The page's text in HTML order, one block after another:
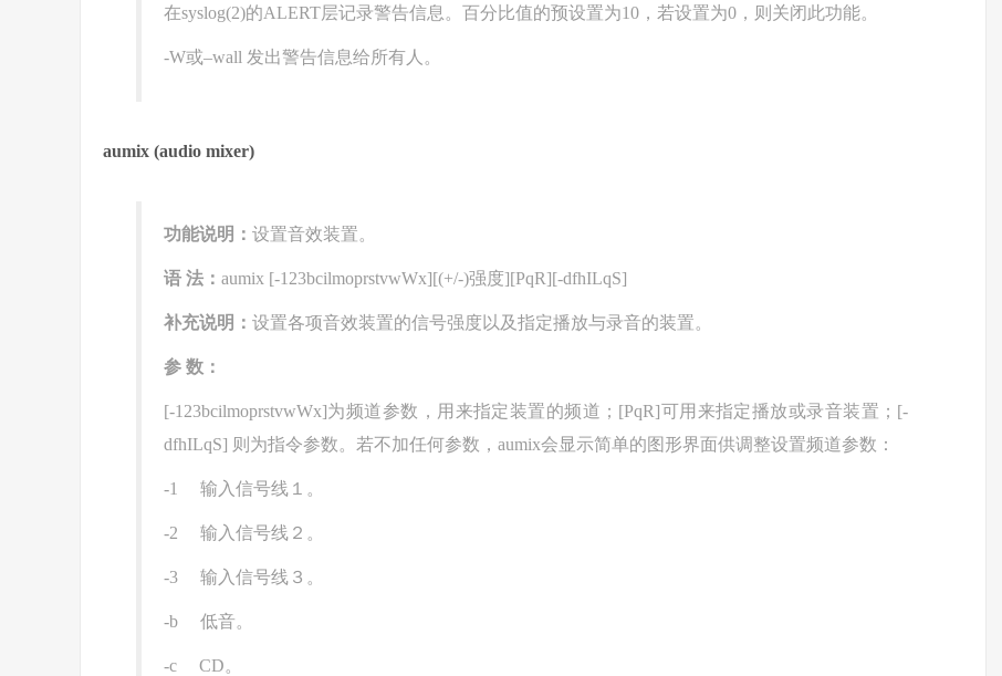
在syslog(2)的ALERT层记录警告信息。百分比值的预设置为10，若设置为0，则关闭此功能。
-W或–wall 发出警告信息给所有人。
aumix (audio mixer)
功能说明： 设置音效装置。
语 法： aumix [-123bcilmoprstvwWx][(+/-)强度][PqR][-dfhILqS]
补充说明： 设置各项音效装置的信号强度以及指定播放与录音的装置。
参 数：
[-123bcilmoprstvwWx]为频道参数，用来指定装置的频道；[PqR]可用来指定播放或录音装置；[-
dfhILqS] 则为指令参数。若不加任何参数，aumix会显示简单的图形界面供调整设置频道参数：
-1 输入信号线１。
-2 输入信号线２。
-3 输入信号线３。
-b 低音。
-c CD。